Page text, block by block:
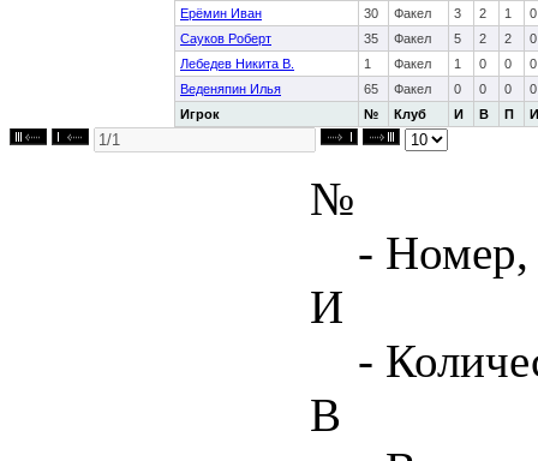
Игрок № Клуб И В П
Ерёмин Иван 30 Факел 3 2 1
0
Сауков Роберт
35 Факел 5 2 2
0
Лебедев Никита В.
1 Факел 1 0 0
0
Веденяпин Илья
65 Факел 0 0 0 0
№
- Номер,
И
-
В